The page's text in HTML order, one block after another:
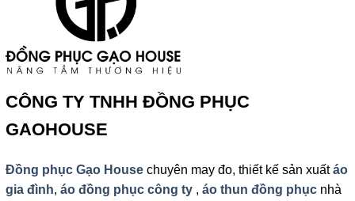
CÔNG TY TNHH ĐỒNG PHỤC
GAOHOUSE
Đồng phục Gạo Housechuyên may đo, thiết kế sản xuấtáo
gia đình, áo đồng phục công ty, áo thun đồng phụcnhà